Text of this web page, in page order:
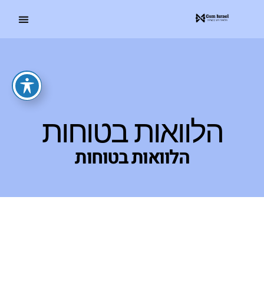
הלוואות בטוחות
הלוואות בטוחות